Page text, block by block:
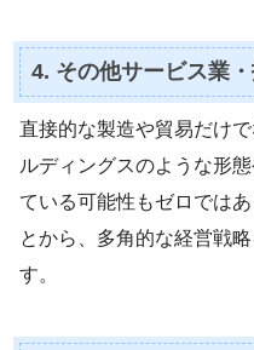
4. その他サービス業
直接的な製造や貿易だけ
ルディングスのような形
ている可能性もゼロでは
とから、多角的な経営戦
す。